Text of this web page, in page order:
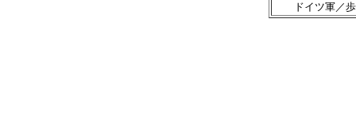
ドイツ軍／